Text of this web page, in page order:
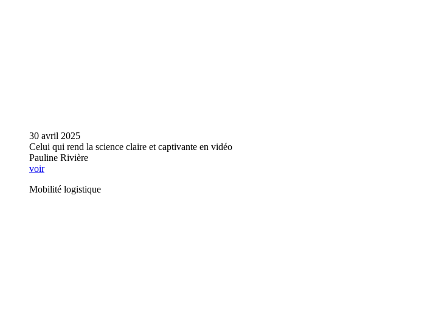
30 avril 2025
Celui qui rend la science claire et captivante en vidéo
Pauline Rivière
voir
Mobilité logistique